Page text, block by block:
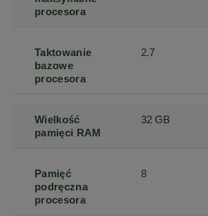
procesora
Taktowanie
bazowe
procesora
2.7
Wielkość
pamięci RAM
32 GB
Pamięć
podręczna
procesora
8